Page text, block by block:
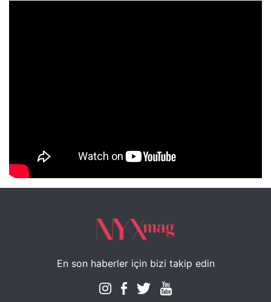
NYXmag 2. Yaş Kutlama Etkinliği
En son haberler için bizi takip edin